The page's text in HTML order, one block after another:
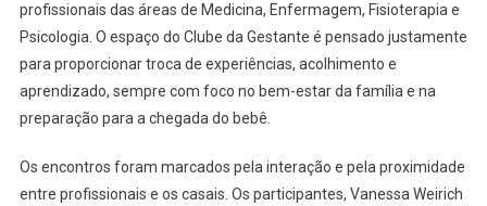
profissionais das áreas de Medicina, Enfermagem, Fisioterapia e
Psicologia. O espaço do Clube da Gestante é pensado justamente
para proporcionar troca de experiências, acolhimento e
aprendizado, sempre com foco no bem-estar da família e na
preparação para a chegada do bebê.
Os encontros foram marcados pela interação e pela proximidade
entre profissionais e os casais. Os participantes, Vanessa Weirich